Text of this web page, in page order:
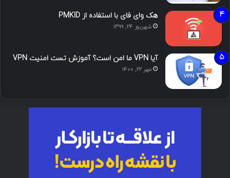
هک وای فای با استفاده از PMKID
شهریور ۲۴, ۱۳۹۹
آیا VPN ما امن است؟ آموزش تست امنیت VPN
مهر ۲۲, ۱۴۰۰